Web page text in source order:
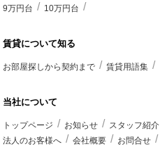
9万円台
10万円台
賃貸について知る
お部屋探しから契約まで 賃貸用語集
当社について
トップページ お知らせ スタッフ紹介
法人のお客様へ
会社概要 お問合せ